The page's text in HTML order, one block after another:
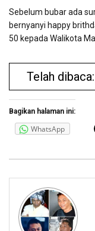
Sebelum bubar ada
bernyanyi happy
50 kepada Walikota
Telah
Bagikan halaman ini:
WhatsApp